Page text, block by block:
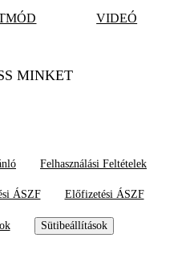
VIDEÓ
MINKET
Felhasználási Feltételek
ÁSZF Előfizetési ÁSZF
Sütibeállítások